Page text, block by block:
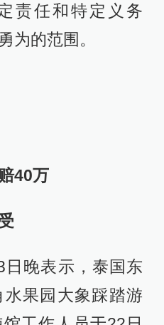
责任和特定义务
为的范围。
40万
晚表示，泰国东
果园大象踩踏游